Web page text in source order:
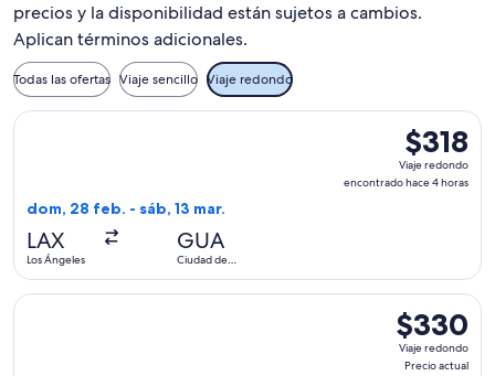
precios y la disponibilidad están sujetos a cambios.
Aplican términos adicionales.
Todas las ofertas Viaje sencillo Viaje redondo
$318
Viaje
redondo,
$318
Viaje redondo
encontrado hace 4 horas
dom, 28 feb. - sáb, 13 mar.
LAX
Los Ángeles
GUA
Ciudad de
Seleccionar vuelo de Volaris Costa Rica, con salida el dom,
$330
Viaje
redondo,
$330
Viaje redondo
Precio actual
Seleccionar vuelo de Volaris Costa Rica, con salida el lun,